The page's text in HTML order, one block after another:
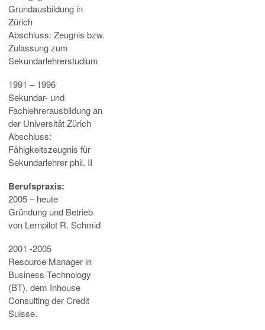
Grundausbildung in
Zürich
Abschluss: Zeugnis bzw.
Zulassung zum
Sekundarlehrerstudium
1991 – 1996
Sekundar- und
Fachlehrerausbildung an
der Universität Zürich
Abschluss:
Fähigkeitszeugnis für
Sekundarlehrer phil. II
Berufspraxis:
2005 – heute
Gründung und Betrieb
von Lernpilot R. Schmid
2001 -2005
Resource Manager in
Business Technology
(BT), dem Inhouse
Consulting der Credit
Suisse.